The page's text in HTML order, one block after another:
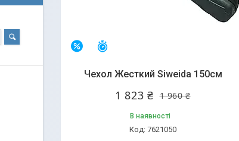
–7%
Чехол Жесткий Siweida 150см
1 960 ₴
1 823 ₴
В наявності
7621050